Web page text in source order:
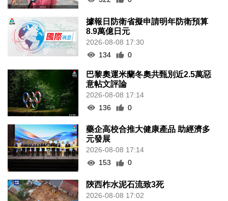
據報日防衛省擬申請明年防衛預算
8.9萬億日元
2026-08-08 17:30
134
0
巴黎奧運米蘭冬奧共甄別近2.5萬惡
意帖文評論
2026-08-08 17:14
136
0
藥企高校合推大健康產品 助經濟多
元發展
2026-08-08 17:14
153
0
陝西柞水泥石流致3死
2026-08-08 17:02